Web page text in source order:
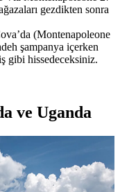
gezdikten sonra
(Montenapoleone
şampanya içerken
gibi hissedeceksiniz.
ve Uganda